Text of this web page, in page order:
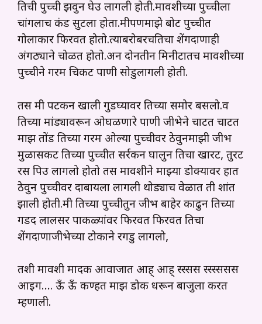
तिची पुच्ची झवुन घेउ लागली होती.मावशीच्या पुच्चीला
चांगलाच कंड सुटला होता.मीपणमाझे बोट पुच्चीत
गोलाकार फिरवत होतो.त्याबरोबरचतिचा शेंगदाणाही
अंगठ्याने चोळत होतो.अन दोनतीन मिनीटातच मावशीच्या
पुच्चीने गरम चिकट पाणी सोडुलागली होती.
तस मी पटकन खाली गुडघ्यावर तिच्या समोर बसलो.व
तिच्या मांड्यावरून ओघळणारे पाणी जीभेने चाटत चाटत
माझ तोंड तिच्या गरम ओल्या पुच्चीवर ठेवुनमाझी जीभ
मुळासकट तिच्या पुच्चीत सर्रकन घालुन तिचा खारट, तुरट
रस पिउ लागलो होतो तस मावशीने माझ्या डोक्यावर हात
ठेवुन पुच्चीवर दाबायला लागली थोड्याच वेळात ती शांत
झाली होती.मी तिच्या पुच्चीतुन जीभ बाहेर काढुन तिच्या
गडद लालसर पाकळ्यांवर फिरवत फिरवत तिचा
शेंगदाणाजीभेच्या टोकाने रगडु लागलो,
तशी मावशी मादक आवाजात आह् आह् स्स्सस स्स्स्ससस
आइग…. ऊँ ऊँ कण्हत माझ डोक धरून बाजुला करत
म्हणाली.